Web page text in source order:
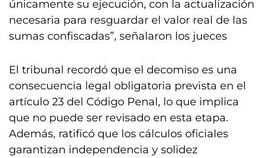
únicamente su ejecución, con la actualización
necesaria para resguardar el valor real de las
sumas confiscadas”, señalaron los jueces
El tribunal recordó que el decomiso es una
consecuencia legal obligatoria prevista en el
artículo 23 del Código Penal, lo que implica
que no puede ser revisado en esta etapa.
Además, ratificó que los cálculos oficiales
garantizan independencia y solidez